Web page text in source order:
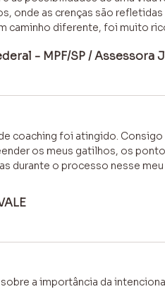
onde as crenças são
caminho diferente, foi muito
- MPF/SP / Assessora
coaching foi atingido.
os meus gatilhos, os
durante o processo nesse
a importância da